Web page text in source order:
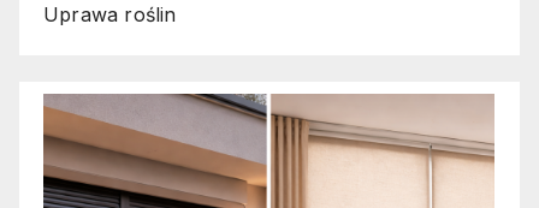
Uprawa roślin